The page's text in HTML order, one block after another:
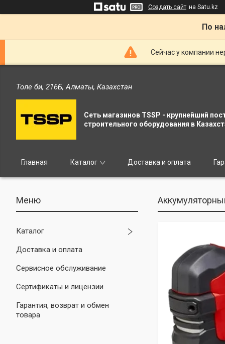
Создать сайт на Satu.kz
По
Сейчас у компании
Толе би, 216Б, Алматы, Казахстан
Сеть магазинов TSSP - крупнейший
строительного оборудования в
Главная Каталог Доставка и оплата
Каталог
Доставка и оплата
Сервисное обслуживание
Сертификаты и лицензии
Гарантия, возврат и обмен
товара